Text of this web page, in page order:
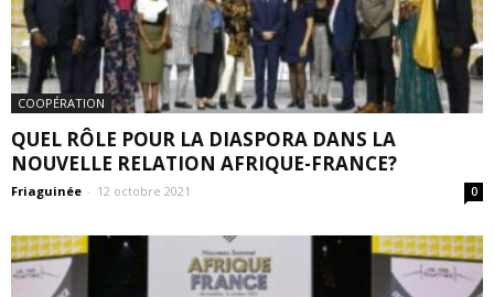
COOPÉRATION
QUEL RÔLE POUR LA DIASPORA DANS LA
NOUVELLE RELATION AFRIQUE-FRANCE?
Friaguinée - 12 octobre 2021 0